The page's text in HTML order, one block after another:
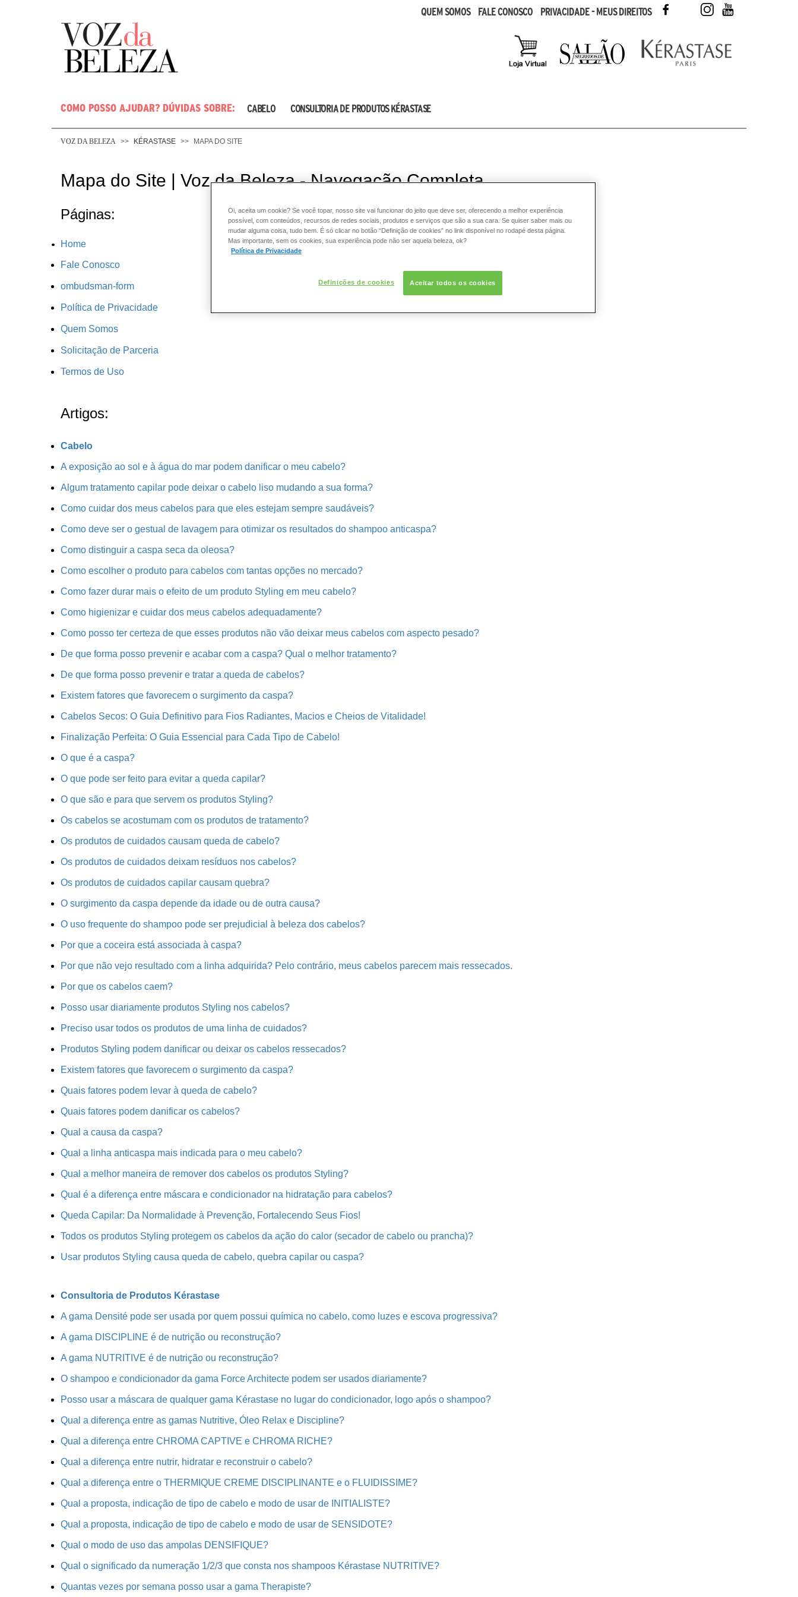
QUEM SOMOS FALE CONOSCO PRIVACIDADE - MEUS DIREITOS FACEBOOKTWITTERINSTAGRAM
COMO POSSO AJUDAR? DÚVIDAS SOBRE: CABELO CONSULTORIA DE PRODUTOS KÉRASTASE
VOZ DA BELEZA KÉRASTASE MAPA DO SITE
Mapa do Site | Voz da Beleza - Navegação Completa
Páginas:
Home
Fale Conosco
ombudsman-form
Política de Privacidade
Quem Somos
Solicitação de Parceria
Termos de Uso
Artigos:
Cabelo
A exposição ao sol e à água do mar podem danificar o meu cabelo?
Algum tratamento capilar pode deixar o cabelo liso mudando a sua forma?
Como cuidar dos meus cabelos para que eles estejam sempre saudáveis?
Como deve ser o gestual de lavagem para otimizar os resultados do shampoo anticaspa?
Como distinguir a caspa seca da oleosa?
Como escolher o produto para cabelos com tantas opções no mercado?
Como fazer durar mais o efeito de um produto Styling em meu cabelo?
Como higienizar e cuidar dos meus cabelos adequadamente?
Como posso ter certeza de que esses produtos não vão deixar meus cabelos com aspecto pesado?
De que forma posso prevenir e acabar com a caspa? Qual o melhor tratamento?
De que forma posso prevenir e tratar a queda de cabelos?
Existem fatores que favorecem o surgimento da caspa?
Cabelos Secos: O Guia Definitivo para Fios Radiantes, Macios e Cheios de Vitalidade!
Finalização Perfeita: O Guia Essencial para Cada Tipo de Cabelo!
O que é a caspa?
O que pode ser feito para evitar a queda capilar?
O que são e para que servem os produtos Styling?
Os cabelos se acostumam com os produtos de tratamento?
Os produtos de cuidados causam queda de cabelo?
Os produtos de cuidados deixam resíduos nos cabelos?
Os produtos de cuidados capilar causam quebra?
O surgimento da caspa depende da idade ou de outra causa?
O uso frequente do shampoo pode ser prejudicial à beleza dos cabelos?
Por que a coceira está associada à caspa?
Por que não vejo resultado com a linha adquirida? Pelo contrário, meus cabelos parecem mais ressecados.
Por que os cabelos caem?
Posso usar diariamente produtos Styling nos cabelos?
Preciso usar todos os produtos de uma linha de cuidados?
Produtos Styling podem danificar ou deixar os cabelos ressecados?
Existem fatores que favorecem o surgimento da caspa?
Quais fatores podem levar à queda de cabelo?
Quais fatores podem danificar os cabelos?
Qual a causa da caspa?
Qual a linha anticaspa mais indicada para o meu cabelo?
Qual a melhor maneira de remover dos cabelos os produtos Styling?
Qual é a diferença entre máscara e condicionador na hidratação para cabelos?
Queda Capilar: Da Normalidade à Prevenção, Fortalecendo Seus Fios!
Todos os produtos Styling protegem os cabelos da ação do calor (secador de cabelo ou prancha)?
Usar produtos Styling causa queda de cabelo, quebra capilar ou caspa?
Consultoria de Produtos Kérastase
A gama Densité pode ser usada por quem possui química no cabelo, como luzes e escova progressiva?
A gama DISCIPLINE é de nutrição ou reconstrução?
A gama NUTRITIVE é de nutrição ou reconstrução?
O shampoo e condicionador da gama Force Architecte podem ser usados diariamente?
Posso usar a máscara de qualquer gama Kérastase no lugar do condicionador, logo após o shampoo?
Qual a diferença entre as gamas Nutritive, Óleo Relax e Discipline?
Qual a diferença entre CHROMA CAPTIVE e CHROMA RICHE?
Qual a diferença entre nutrir, hidratar e reconstruir o cabelo?
Qual a diferença entre o THERMIQUE CREME DISCIPLINANTE e o FLUIDISSIME?
Qual a proposta, indicação de tipo de cabelo e modo de usar de INITIALISTE?
Qual a proposta, indicação de tipo de cabelo e modo de usar de SENSIDOTE?
Qual o modo de uso das ampolas DENSIFIQUE?
Qual o significado da numeração 1/2/3 que consta nos shampoos Kérastase NUTRITIVE?
Quantas vezes por semana posso usar a gama Therapiste?
Oi, aceita um cookie? Se você topar, nosso site vai funcionar do jeito que deve ser, oferecendo a melhor experiência
possível, com conteúdos, recursos de redes sociais, produtos e serviços que são a sua cara. Se quiser saber mais ou
mudar alguma coisa, tudo bem. É só clicar no botão “Definição de cookies” no link disponível no rodapé desta página.
Mas importante, sem os cookies, sua experiência pode não ser aquela beleza, ok?
Política de Privacidade
Definições de cookies Aceitar todos os cookies